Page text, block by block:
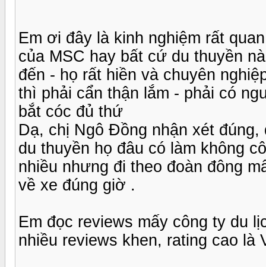
Em ơi đây là kinh nghiệm rất
của MSC hay bất cứ du thuyền
đến - họ rất hiền và chuyên
thì phải cẩn thận lắm - phải có
bắt cóc đủ thứ
Dạ, chị Ngô Đồng nhận xét
du thuyền họ đâu có làm không
nhiều nhưng đi theo đoàn đông
về xe đúng giờ .
Em đọc reviews mấy công ty du
nhiều reviews khen, rating cao là